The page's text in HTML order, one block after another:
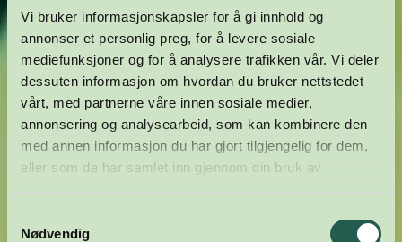
Vi bruker informasjonskapsler for å gi innhold og
annonser et personlig preg, for å levere sosiale
mediefunksjoner og for å analysere trafikken vår. Vi deler
dessuten informasjon om hvordan du bruker nettstedet
vårt, med partnerne våre innen sosiale medier,
annonsering og analysearbeid, som kan kombinere den
med annen informasjon du har gjort tilgjengelig for dem,
eller som de har samlet inn gjennom din bruk av
tjenestene deres.
Nødvendig